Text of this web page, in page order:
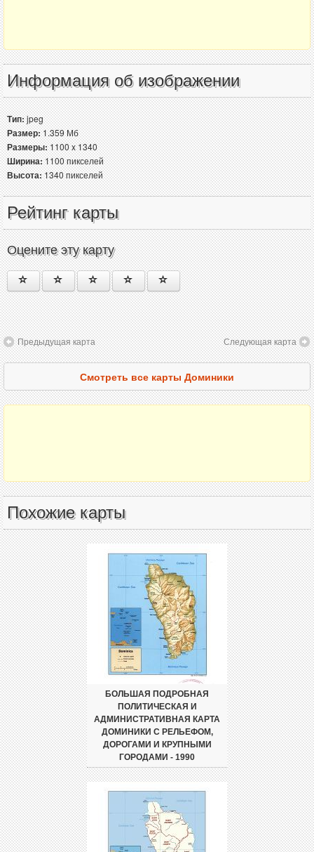
Информация об изображении
Тип:jpeg
Размер:1.359 Мб
Размеры:1100 x 1340
Ширина:1100 пикселей
Высота:1340 пикселей
Рейтинг карты
Оцените эту карту
Предыдущая карта Следующая карта
Смотреть все карты Доминики
Похожие карты
БОЛЬШАЯ ПОДРОБНАЯ
ПОЛИТИЧЕСКАЯ И
АДМИНИСТРАТИВНАЯ КАРТА
ДОМИНИКИ С РЕЛЬЕФОМ,
ДОРОГАМИ И КРУПНЫМИ
ГОРОДАМИ - 1990